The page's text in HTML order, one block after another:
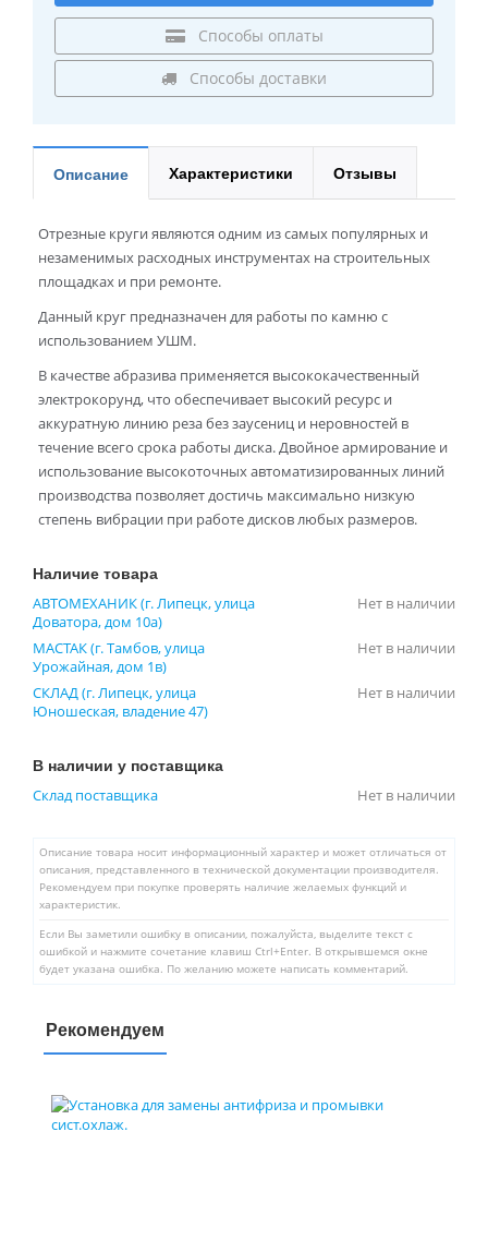
Способы оплаты
Способы доставки
Описание Характеристики Отзывы
Отрезные круги являются одним из самых популярных и
незаменимых расходных инструментах на строительных
площадках и при ремонте.
Данный круг предназначен для работы по камню с
использованием УШМ.
В качестве абразива применяется высококачественный
электрокорунд, что обеспечивает высокий ресурс и
аккуратную линию реза без заусениц и неровностей в
течение всего срока работы диска. Двойное армирование и
использование высокоточных автоматизированных линий
производства позволяет достичь максимально низкую
степень вибрации при работе дисков любых размеров.
Наличие товара
АВТОМЕХАНИК (г. Липецк, улица
Доватора, дом 10а)
Нет в наличии
МАСТАК (г. Тамбов, улица
Урожайная, дом 1в)
Нет в наличии
СКЛАД (г. Липецк, улица
Юношеская, владение 47)
Нет в наличии
В наличии у поставщика
Склад поставщика Нет в наличии
Описание товара носит информационный характер и может отличаться от
описания, представленного в технической документации производителя.
Рекомендуем при покупке проверять наличие желаемых функций и
характеристик.
Если Вы заметили ошибку в описании, пожалуйста, выделите текст с
ошибкой и нажмите сочетание клавиш Ctrl+Enter. В открывшемся окне
будет указана ошибка. По желанию можете написать комментарий.
Рекомендуем